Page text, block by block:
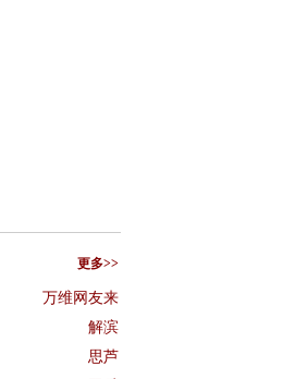
更多>>
万维网友来
解滨
思芦